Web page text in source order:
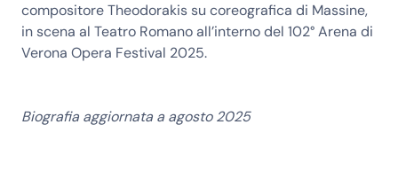
compositore Theodorakis su coreografica di Massine,
in scena al Teatro Romano all’interno del 102° Arena di
Verona Opera Festival 2025.
Biografia aggiornata a agosto 2025